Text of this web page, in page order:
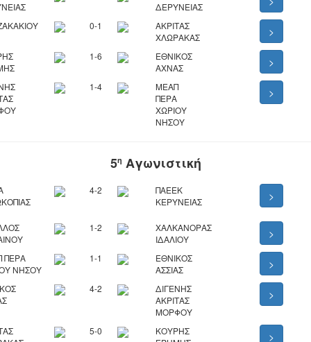
ΔΕΡΥΝΕΙΑΣ
0-1
ΑΚΡΙΤΑΣ
ΧΛΩΡΑΚΑΣ
>
1-6
ΕΘΝΙΚΟΣ
ΑΧΝΑΣ
>
1-4
ΜΕΑΠ
ΠΕΡΑ
ΧΩΡΙΟΥ
ΝΗΣΟΥ
>
5η Αγωνιστική
4-2
ΠΑΕΕΚ
ΚΕΡΥΝΕΙΑΣ
>
1-2
ΧΑΛΚΑΝΟΡΑΣ
ΙΔΑΛΙΟΥ
>
ΠΕΡΑ
ΝΗΣΟΥ
1-1
ΕΘΝΙΚΟΣ
ΑΣΣΙΑΣ
>
4-2
ΔΙΓΕΝΗΣ
ΑΚΡΙΤΑΣ
ΜΟΡΦΟΥ
>
5-0
ΚΟΥΡΗΣ
>